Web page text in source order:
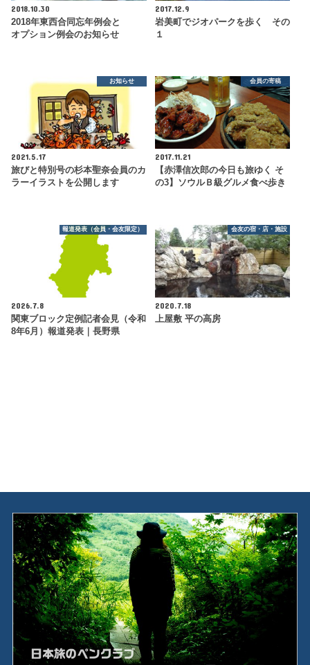
2018.10.30
2018年東西合同忘年例会と
オプション例会のお知らせ
2017.12.9
岩美町でジオパークを歩く その
１
お知らせ
2021.5.17
旅びと特別号の杉本聖奈会員のカ
ラーイラストを公開します
会員の寄稿
2017.11.21
【赤澤信次郎の今日も旅ゆく そ
の3】ソウルＢ級グルメ食べ歩き
報道発表（会員・会友限定）
2026.7.8
関東ブロック定例記者会見（令和
8年6月）報道発表｜長野県
会友の宿・店・施設
2020.7.18
上屋敷 平の高房